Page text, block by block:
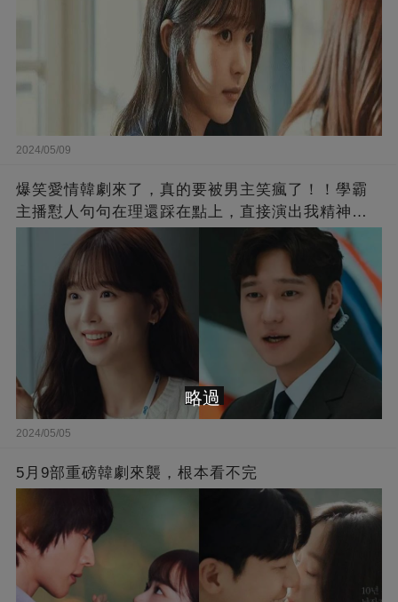
2024/05/09
爆笑愛情韓劇來了，真的要被男主笑瘋了！！學霸
主播懟人句句在理還踩在點上，直接演出我精神世
界的嘴替！
2024/05/05
5月9部重磅韓劇來襲，根本看不完
略過